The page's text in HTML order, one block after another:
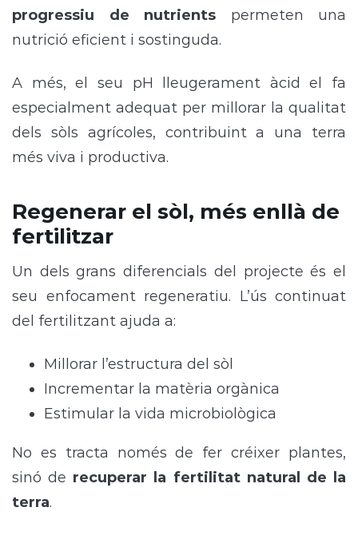
progressiu de nutrients permeten una
nutrició eficient i sostinguda.
A més, el seu pH lleugerament àcid el fa
especialment adequat per millorar la qualitat
dels sòls agrícoles, contribuint a una terra
més viva i productiva.
Regenerar el sòl, més enllà de
fertilitzar
Un dels grans diferencials del projecte és el
seu enfocament regeneratiu. L’ús continuat
del fertilitzant ajuda a:
Millorar l’estructura del sòl
Incrementar la matèria orgànica
Estimular la vida microbiològica
No es tracta només de fer créixer plantes,
sinó de recuperar la fertilitat natural de la
terra.